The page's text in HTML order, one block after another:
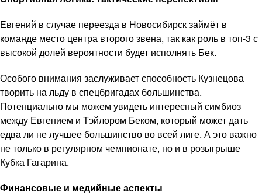
Евгений в случае переезда в Новосибирск займёт в
команде место центра второго звена, так как роль в топ-3 с
высокой долей вероятности будет исполнять Бек.
Особого внимания заслуживает способность Кузнецова
творить на льду в спецбригадах большинства.
Потенциально мы можем увидеть интересный симбиоз
между Евгением и Тэйлором Беком, который может дать
едва ли не лучшее большинство во всей лиге. А это важно
не только в регулярном чемпионате, но и в розыгрыше
Кубка Гагарина.
Финансовые и медийные аспекты